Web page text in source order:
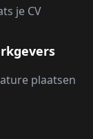
je CV
plaatsen